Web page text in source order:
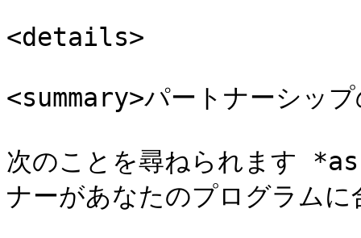
<details>
<summary>パートナーシッ
次のことを尋ねられます
ナーがあなたのプログラム